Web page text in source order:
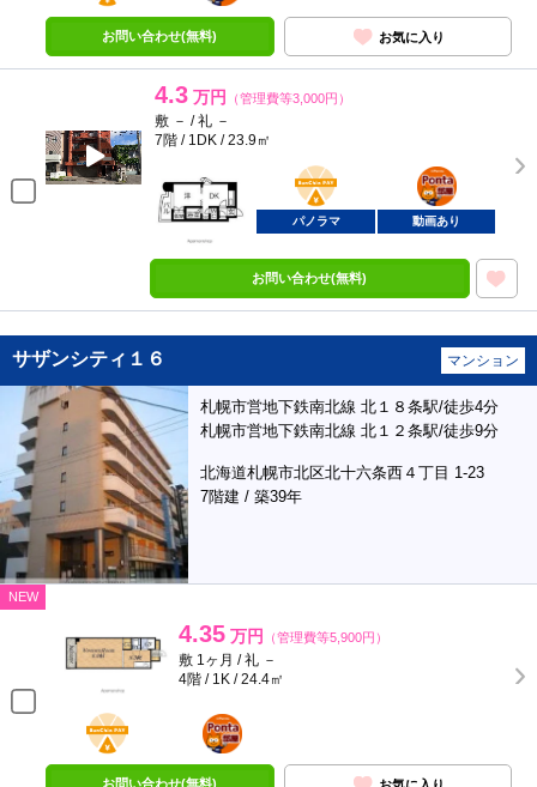
お問い合わせ(無料) お気に入り
4.3 万円 （管理費等3,000円）
敷 － / 礼 －
7階 / 1DK / 23.9㎡
BunChinPAY
ポンタ
部屋
パノラマ 動画あり
お問い合わせ(無料)
サザンシティ１６ マンション
札幌市営地下鉄南北線 北１８条駅/徒歩4分
札幌市営地下鉄南北線 北１２条駅/徒歩9分
北海道札幌市北区北十六条西４丁目 1-23
7階建 / 築39年
NEW
4.35 万円 （管理費等5,900円）
敷 1ヶ月 / 礼 －
4階 / 1K / 24.4㎡
BunChinPAY
ポンタ
部屋
お問い合わせ(無料) お気に入り